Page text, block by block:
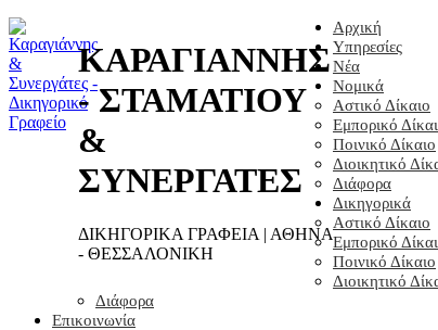
ΚΑΡΑΓΙΑΝΝΗΣ
- ΣΤΑΜΑΤΙΟΥ
&
ΣΥΝΕΡΓΑΤΕΣ
ΔΙΚΗΓΟΡΙΚΑ ΓΡΑΦΕΙΑ | ΑΘΗΝΑ
- ΘΕΣΣΑΛΟΝΙΚΗ
Αρχική
Υπηρεσίες
Νέα
Νομικά
Αστικό Δίκαιο
Εμπορικό
Ποινικό Δίκαιο
Διοικητικό
Διάφορα
Δικηγορικά
Αστικό Δίκαιο
Εμπορικό
Ποινικό Δίκαιο
Διοικητικό
Διάφορα
Επικοινωνία